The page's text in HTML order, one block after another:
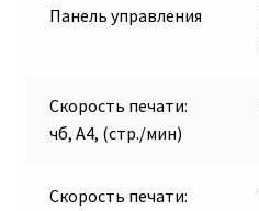
Панель управления
Скорость печати:
чб, А4, (стр./мин)
Скорость печати: